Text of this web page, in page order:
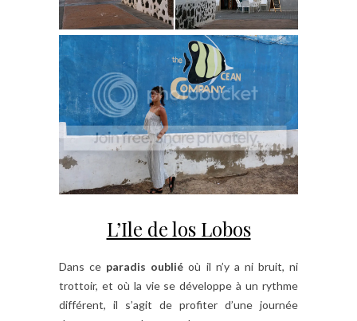
L’Ile de los Lobos
Dans ce paradis oublié où il n’y a ni bruit, ni
trottoir, et où la vie se développe à un rythme
différent, il s’agit de profiter d’une journée